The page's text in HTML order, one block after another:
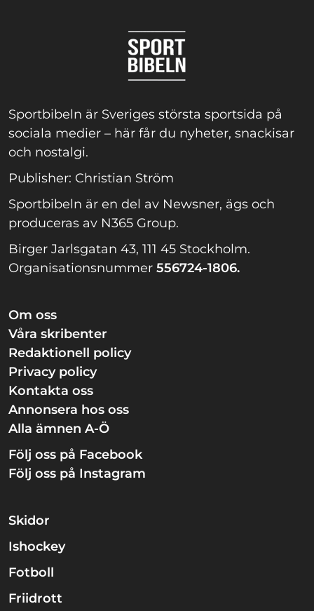
Sportbibeln är Sveriges största sportsida på
sociala medier – här får du nyheter, snackisar
och nostalgi.
Publisher: Christian Ström
Sportbibeln är en del av Newsner, ägs och
produceras av N365 Group.
Birger Jarlsgatan 43, 111 45 Stockholm.
Organisationsnummer 556724-1806.
Om oss
Våra skribenter
Redaktionell policy
Privacy policy
Kontakta oss
Annonsera hos oss
Alla ämnen A-Ö
Följ oss på Facebook
Följ oss på Instagram
Skidor
Ishockey
Fotboll
Friidrott